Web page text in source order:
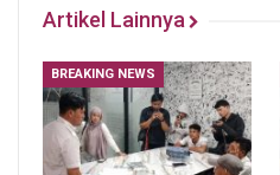
Artikel Lainnya
BREAKING NEWS